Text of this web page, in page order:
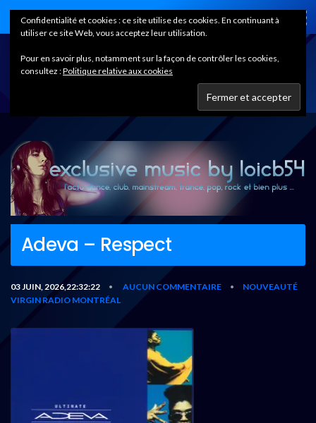
Home
Adeva – Respect
03 JUIN, 2026,22:32:22 • AUCUN COMMENTAIRE •
NOUVEAUTÉ
VIRGIN RADIO MONTRÉAL
Confidentialité et cookies : ce site utilise des cookies. En continuant à
utiliser ce site Web, vous acceptez leur utilisation.
Pour en savoir plus, notamment sur la façon de contrôler les cookies,
consultez :Politique relative aux cookies